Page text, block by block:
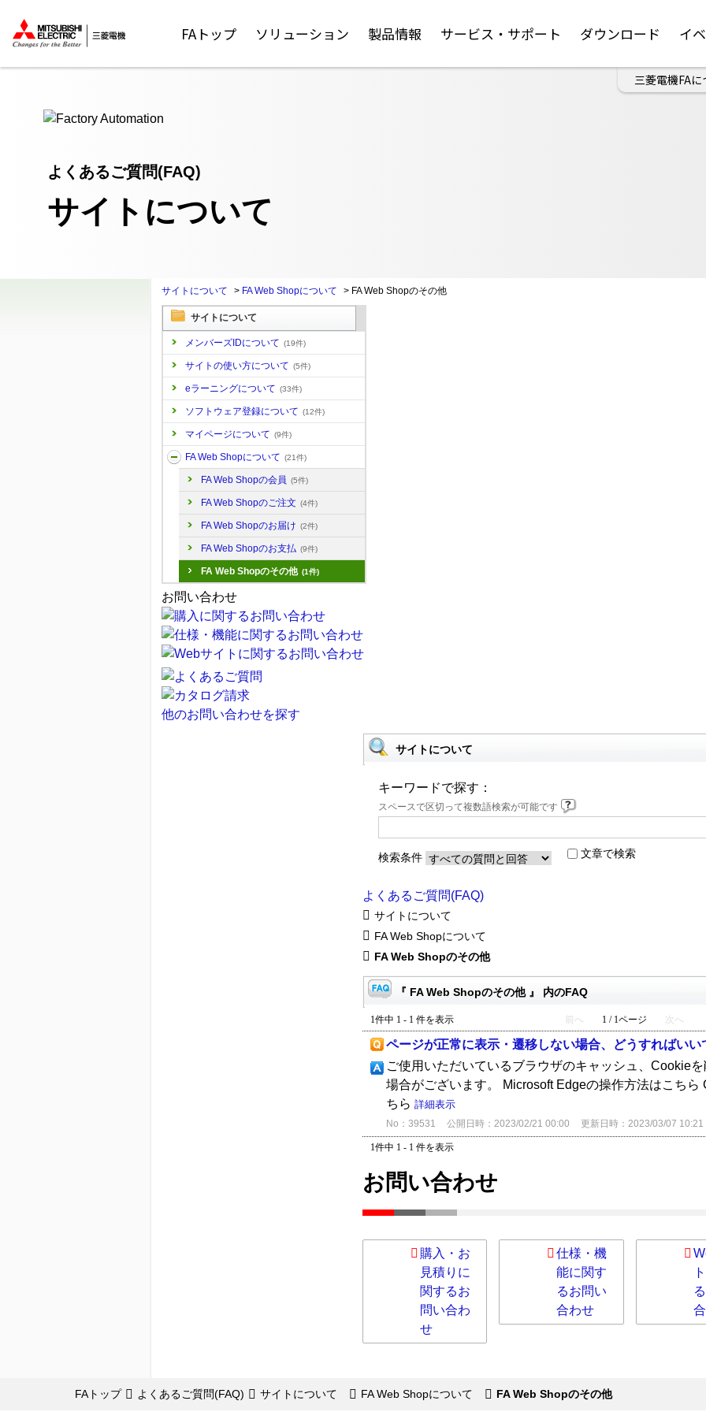
FAトップ ソリューション 製品情報 サービス・サポート ダウンロード イ
三菱電機FAに
よくあるご質問(FAQ)
サイトについて
サイトについて > FA Web Shopについて > FA Web Shopのその他
サイトについて
メンバーズIDについて (19件)
サイトの使い方について (5件)
eラーニングについて (33件)
ソフトウェア登録について (12件)
マイページについて (9件)
FA Web Shopについて (21件)
FA Web Shopの会員 (5件)
FA Web Shopのご注文 (4件)
FA Web Shopのお届け (2件)
FA Web Shopのお支払 (9件)
FA Web Shopのその他 (1件)
お問い合わせ
他のお問い合わせを探す
サイトについて
キーワードで探す：
スペースで区切って複数語検索が可能です
検索条件 文章で検索
よくあるご質問(FAQ)
サイトについて
FA Web Shopについて
FA Web Shopのその他
『 FA Web Shopのその他 』 内のFAQ
1件中 1 - 1 件を表示 前へ 1 / 1ページ 次へ
ページが正常に表示・遷移しない場合、どうすればいい
ご使用いただいているブラウザのキャッシュ、Cookie
場合がございます。 Microsoft Edgeの操作方法は‌こちら
ちら 詳細表示
No：39531 公開日時：2023/02/21 00:00 更新日時：2023/03/07 10:21
1件中 1 - 1 件を表示
お問い合わせ
購入・お
見積りに
関するお
問い合わ
せ
仕様・機
能に関す
るお問い
合わせ
FAトップ よくあるご質問(FAQ) サイトについて FA Web Shopについて FA Web Shopのその他